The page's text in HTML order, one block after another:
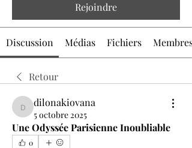
Rejoindre
Discussion Médias Fichiers Membres
Retour
dilonakiovana
dilonakiovana
5 octobre 2025
Une Odyssée Parisienne Inoubliable
0